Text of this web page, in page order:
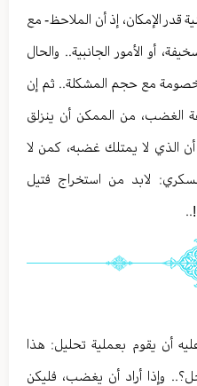
قدر الإمكان، إذ أن الملاحظ- مع
أو الأمور الجانبية.. والحال
مع حجم المشكلة.. ثم إن
الغضب، من الممكن أن ينزلق
أن الذي لا يمتلك غضبه، كمن لا
لابد من استخراج فتيل
أن يقوم بعملية تحليل: هذا
وإذا أراد أن يغضب، فليكن